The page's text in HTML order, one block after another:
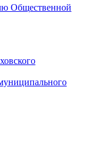
Общественной